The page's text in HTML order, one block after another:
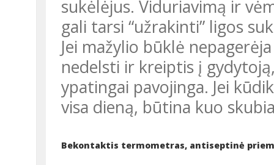
sukėlėjus. Viduriavimą ir
gali tarsi “užrakinti” ligos
Jei mažylio būklė nepagerėja per 1-3 dienas, tuomet geriau
nedelsti ir kreiptis į
ypatingai pavojinga. Jei
visa dieną, būtina kuo
Bekontaktis termometras, antiseptinė